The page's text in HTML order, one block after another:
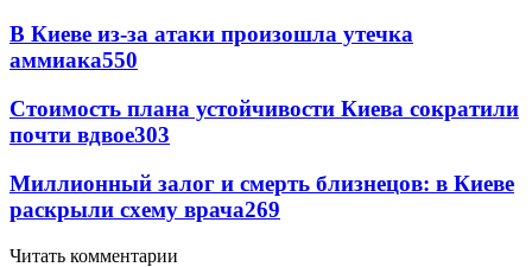
В Киеве из-за атаки произошла утечка
аммиака550
Стоимость плана устойчивости Киева сократили
почти вдвое303
Миллионный залог и смерть близнецов: в Киеве
раскрыли схему врача269
Читать комментарии